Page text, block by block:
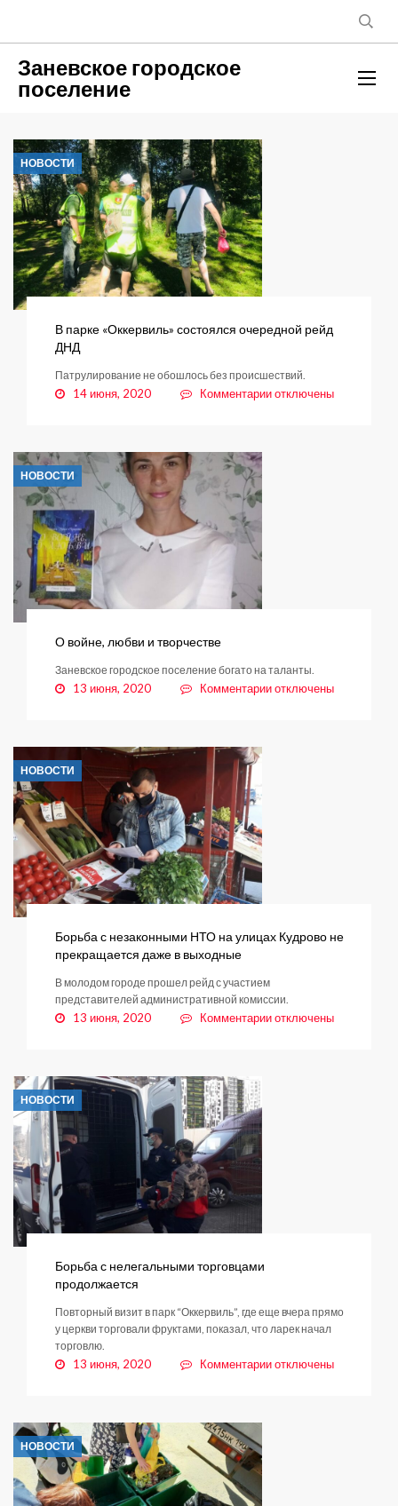
Заневское городское
поселение
НОВОСТИ
В парке «Оккервиль» состоялся очередной рейд
ДНД
Патрулирование не обошлось без происшествий.
14 июня, 2020 Комментариикотключены
НОВОСТИ
О войне, любви и творчестве
Заневское городское поселение богато на таланты.
13 июня, 2020 Комментариикотключены
НОВОСТИ
Борьба с незаконными НТО на улицах Кудрово не
прекращается даже в выходные
В молодом городе прошел рейд с участием
представителей административной комиссии.
13 июня, 2020 Комментариикотключены
НОВОСТИ
Борьба с нелегальными торговцами
продолжается
Повторный визит в парк “Оккервиль”, где еще вчера прямо
у церкви торговали фруктами, показал, что ларек начал
торговлю.
13 июня, 2020 Комментариикотключены
НОВОСТИ